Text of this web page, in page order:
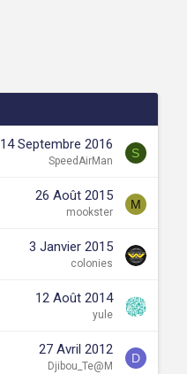
14 Septembre 2016
SpeedAirMan
S
26 Août 2015
mookster
M
3 Janvier 2015
colonies
12 Août 2014
yule
27 Avril 2012
Djibou_Te@M
D